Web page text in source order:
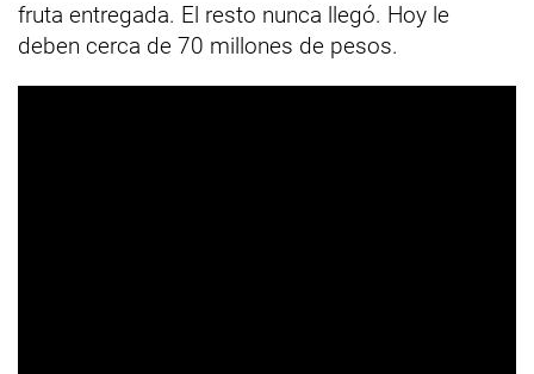
fruta entregada. El resto nunca llegó. Hoy le
deben cerca de 70 millones de pesos.